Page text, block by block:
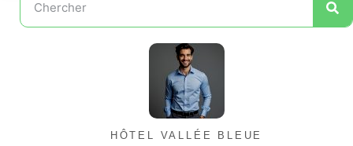
HÔTEL VALLÉE BLEUE